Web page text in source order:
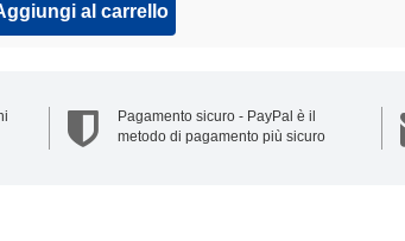
al carrello
Pagamento sicuro - PayPal è il
metodo di pagamento più sicuro